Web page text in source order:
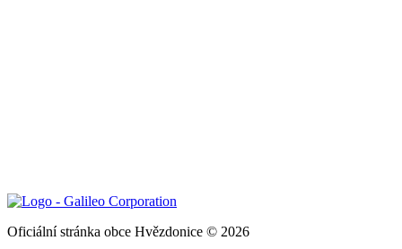
Oficiální stránka obce Hvězdonice © 2026